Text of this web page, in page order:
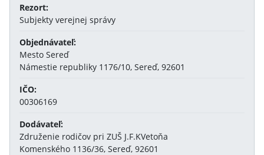
Rezort:
Subjekty verejnej správy
Objednávateľ:
Mesto Sereď
Námestie republiky 1176/10, Sereď, 92601
IČO:
00306169
Dodávateľ:
Združenie rodičov pri ZUŠ J.F.KVetoňa
Komenského 1136/36, Sereď, 92601